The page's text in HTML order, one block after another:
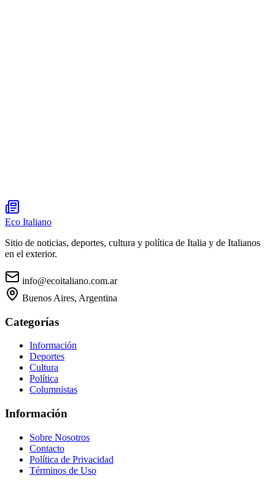
Eco Italiano
Sitio de noticias, deportes, cultura y política de Italia y de Italianos
en el exterior.
info@ecoitaliano.com.ar
Buenos Aires, Argentina
Categorías
Información
Deportes
Cultura
Política
Columnistas
Información
Sobre Nosotros
Contacto
Política de Privacidad
Términos de Uso